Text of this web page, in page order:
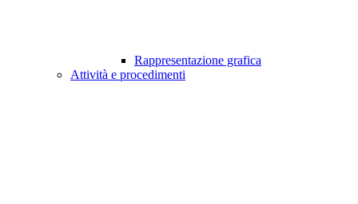
Rappresentazione grafica
Attività e procedimenti